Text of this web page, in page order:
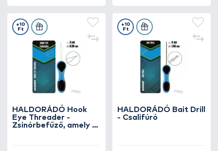
HALDORÁDÓ Hook
Eye Threader -
Zsinórbefűző, amely a
+10
Ft
HALDORÁDÓ Bait Drill
- Csalifúró
+10
Ft